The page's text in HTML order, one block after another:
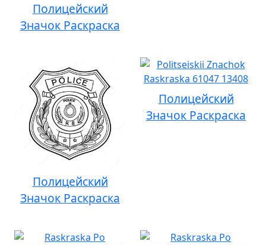
Полицейский
Значок Раскраска
Полицейский
Значок Раскраска
Полицейский
Значок Раскраска